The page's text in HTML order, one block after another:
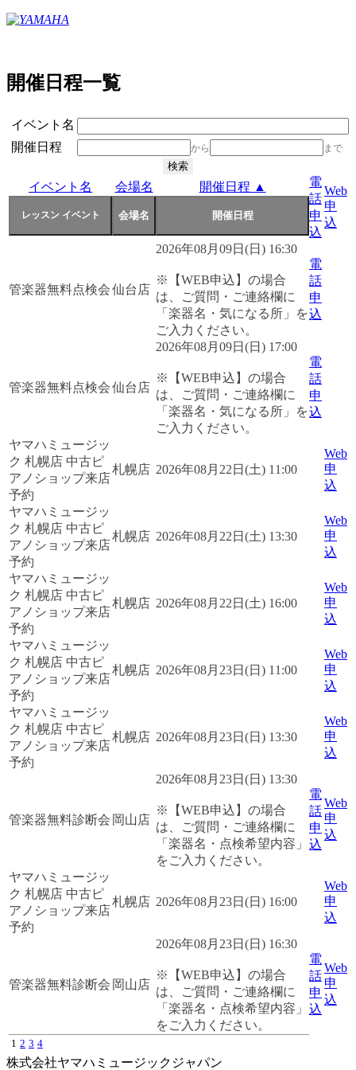
開催日程一覧
イベント名
開催日程
から まで
イベント名 会場名 開催日程 ▲
電
話
申
込
Web
申
込
管楽器無料点検会仙台店
2026年08月09日(日) 16:30
※【WEB申込】の場合
は、ご質問・ご連絡欄に
「楽器名・気になる所」を
ご入力ください。
電
話
申
込
管楽器無料点検会仙台店
2026年08月09日(日) 17:00
※【WEB申込】の場合
は、ご質問・ご連絡欄に
「楽器名・気になる所」を
ご入力ください。
電
話
申
込
ヤマハミュージッ
ク 札幌店 中古ピ
アノショップ来店
予約
札幌店 2026年08月22日(土) 11:00
Web
申
込
ヤマハミュージッ
ク 札幌店 中古ピ
アノショップ来店
予約
札幌店 2026年08月22日(土) 13:30
Web
申
込
ヤマハミュージッ
ク 札幌店 中古ピ
アノショップ来店
予約
札幌店 2026年08月22日(土) 16:00
Web
申
込
ヤマハミュージッ
ク 札幌店 中古ピ
アノショップ来店
予約
札幌店 2026年08月23日(日) 11:00
Web
申
込
ヤマハミュージッ
ク 札幌店 中古ピ
アノショップ来店
予約
札幌店 2026年08月23日(日) 13:30
Web
申
込
管楽器無料診断会 岡山店
2026年08月23日(日) 13:30
※【WEB申込】の場合
は、ご質問・ご連絡欄に
「楽器名・点検希望内容」
をご入力ください。
電
話
申
込
Web
申
込
ヤマハミュージッ
ク 札幌店 中古ピ
アノショップ来店
予約
札幌店 2026年08月23日(日) 16:00
Web
申
込
管楽器無料診断会 岡山店
2026年08月23日(日) 16:30
※【WEB申込】の場合
は、ご質問・ご連絡欄に
「楽器名・点検希望内容」
をご入力ください。
電
話
申
込
Web
申
込
1 2 3 4
株式会社ヤマハミュージックジャパン